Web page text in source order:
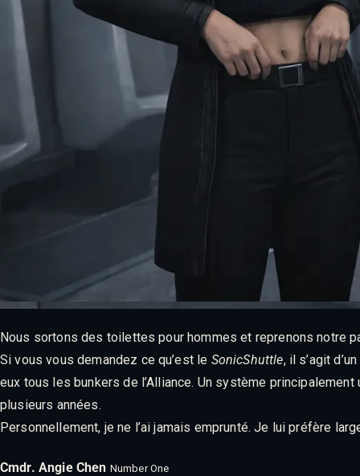
Nous sortons des toilettes pour hommes et reprenons notre
Si vous vous demandez ce qu’est le SonicShuttle, il s’agit
eux tous les bunkers de l’Alliance. Un système
plusieurs années.
Personnellement, je ne l’ai jamais emprunté. Je lui préfère
Cmdr. Angie Chen Number One